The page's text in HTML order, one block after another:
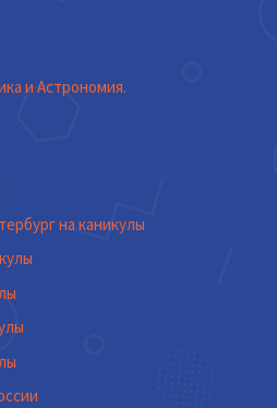
и Астрономия.
на каникулы